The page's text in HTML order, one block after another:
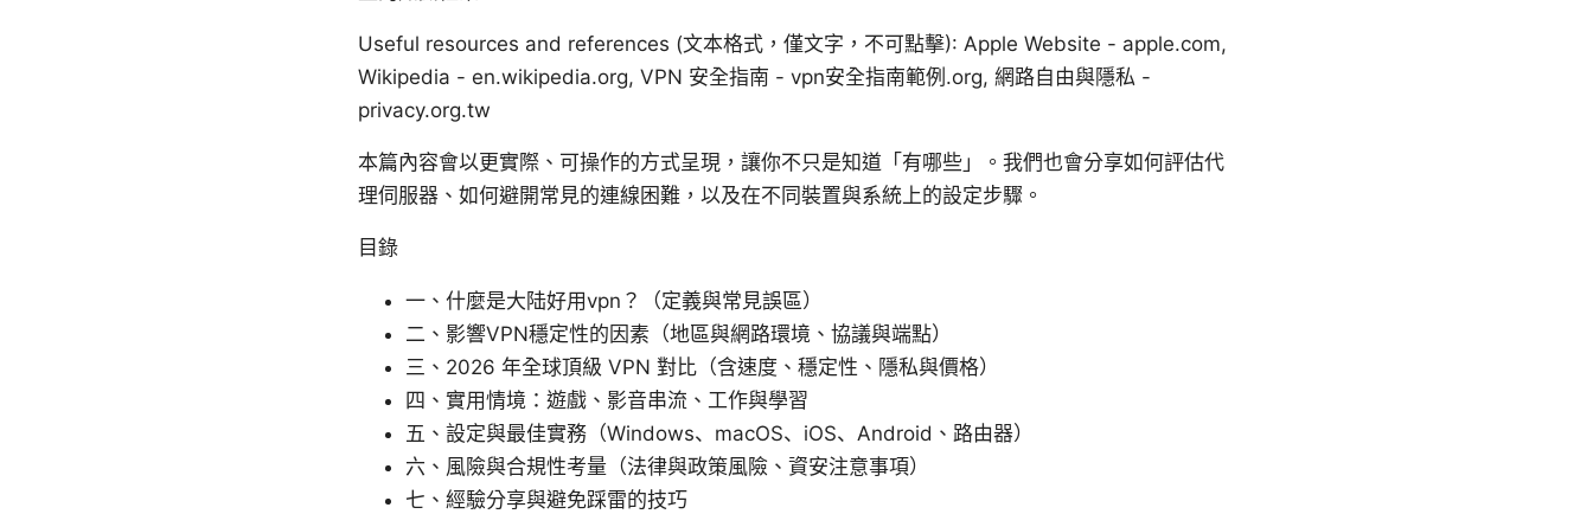
Useful resources and references (文本格式，僅文字，不可點擊): Apple Website - apple.com,
Wikipedia - en.wikipedia.org, VPN 安全指南 - vpn安全指南範例.org, 網路自由與隱私 -
privacy.org.tw
本篇內容會以更實際、可操作的方式呈現，讓你不只是知道「有哪些」。我們也會分享如何評估代
理伺服器、如何避開常見的連線困難，以及在不同裝置與系統上的設定步驟。
目錄
一、什麼是大陆好用vpn？（定義與常見誤區）
二、影響VPN穩定性的因素（地區與網路環境、協議與端點）
三、2026 年全球頂級 VPN 對比（含速度、穩定性、隱私與價格）
四、實用情境：遊戲、影音串流、工作與學習
五、設定與最佳實務（Windows、macOS、iOS、Android、路由器）
六、風險與合規性考量（法律與政策風險、資安注意事項）
七、經驗分享與避免踩雷的技巧